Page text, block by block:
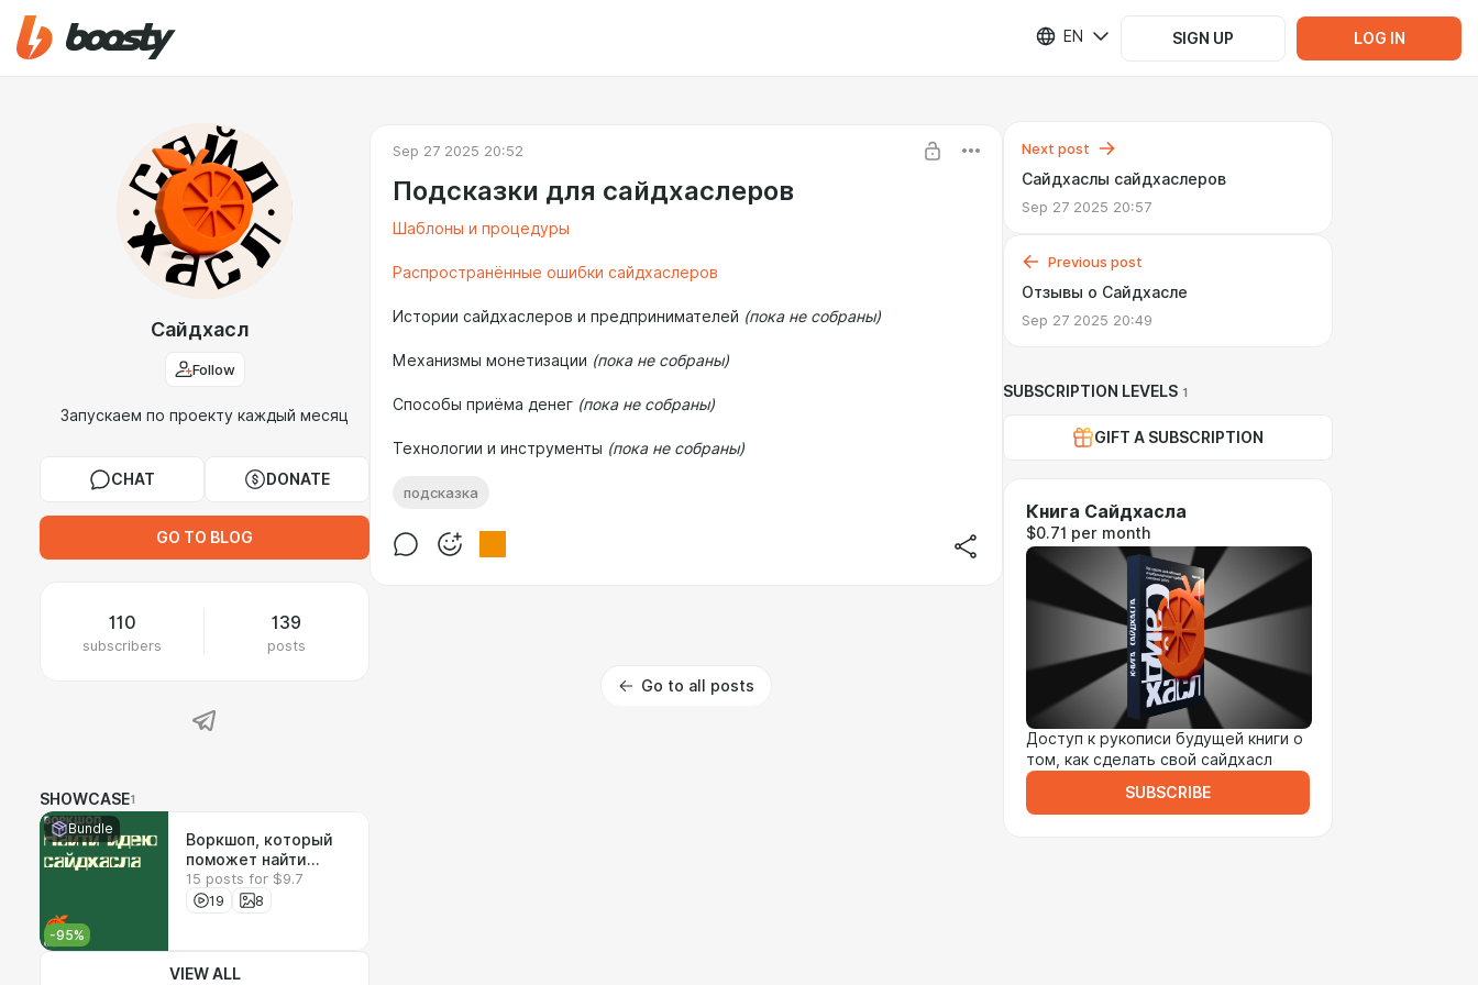
EN SIGN UP LOG IN
Сайдхасл
Follow
Запускаем по проекту каждый месяц
CHAT DONATE
GO TO BLOG
110
subscribers
139
posts
SHOWCASE1
Bundle
-95%
Воркшоп, который
поможет найти
идею сайдхасла
и время, чтобы её
15 posts for $9.7
19
8
VIEW ALL
Sep 27 2025 20:52
Подсказки для сайдхаслеров
Шаблоны и процедуры
Распространённые ошибки сайдхаслеров
Истории сайдхаслеров и предпринимателей (пока не собраны)
Механизмы монетизации (пока не собраны)
Способы приёма денег (пока не собраны)
Технологии и инструменты (пока не собраны)
подсказка
Go to all posts
Next post
Сайдхаслы сайдхаслеров
Sep 27 2025 20:57
Previous post
Отзывы о Сайдхасле
Sep 27 2025 20:49
SUBSCRIPTION LEVELS 1
GIFT A SUBSCRIPTION
Книга Сайдхасла
$0.71 per month
Доступ к рукописи будущей книги о
том, как сделать свой сайдхасл
SUBSCRIBE